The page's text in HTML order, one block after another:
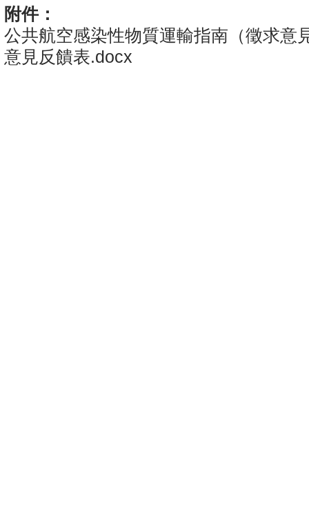
附件：
公共航空感染性物質運輸指南（徵求意
意見反饋表.docx